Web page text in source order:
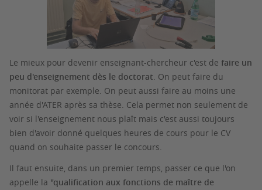
Le mieux pour devenir enseignant-chercheur c'est de faire un
peu d'enseignement dès le doctorat. On peut faire du
monitorat par exemple. On peut aussi faire au moins une
année d'ATER après sa thèse. Cela permet non seulement de
voir si l'enseignement nous plaît mais c'est aussi toujours
bien d'avoir donné quelques heures de cours pour le CV
quand on souhaite passer le concours.
Il faut ensuite, dans un premier temps, passer ce que l'on
appelle la "qualification aux fonctions de maître de